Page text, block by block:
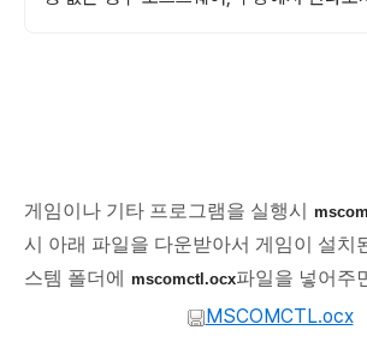
게임이나 기타 프로그램을 실행시
시 아래 파일을 다운받아서 게임이 설치
스템 폴더에 mscomctl.ocx파일을 넣어주
MSCOMCTL.ocx